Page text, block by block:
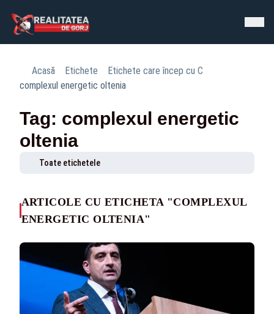
Acasă Etichete
Etichete care încep cu C
complexul energetic oltenia
Tag: complexul energetic
oltenia
Toate etichetele
ARTICOLE CU ETICHETA "COMPLEXUL
ENERGETIC OLTENIA"